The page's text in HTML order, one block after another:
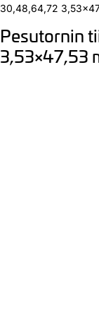
30,48,64,72
Pesutornin
3,53×47,53